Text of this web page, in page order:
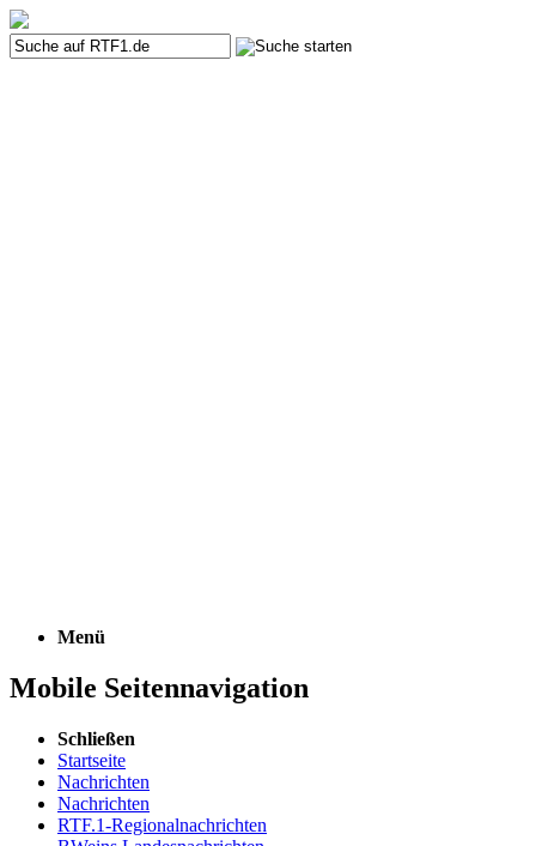
Menü
Mobile Seitennavigation
Schließen
Startseite
Nachrichten
Nachrichten
RTF.1-Regionalnachrichten